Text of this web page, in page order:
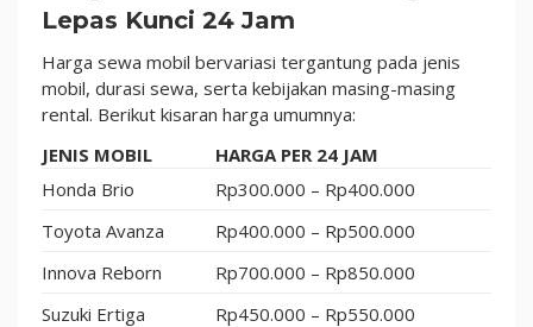
Lepas Kunci 24 Jam
Harga sewa mobil bervariasi tergantung pada jenis
mobil, durasi sewa, serta kebijakan masing-masing
rental. Berikut kisaran harga umumnya:
JENIS MOBIL
HARGA PER 24 JAM
Honda Brio
Rp300.000 – Rp400.000
Toyota Avanza
Rp400.000 – Rp500.000
Innova Reborn
Rp700.000 – Rp850.000
Suzuki Ertiga
Rp450.000 – Rp550.000